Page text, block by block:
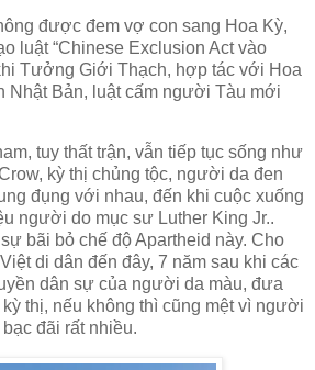
được đem vợ con sang Hoa Kỳ,
luật “Chinese Exclusion Act vào
Tưởng Giới Thạch, hợp tác với Hoa
Nhật Bản, luật cấm người Tàu mới
tuy thất trận, vẫn tiếp tục sống như
kỳ thị chủng tộc, người da đen
đụng với nhau, đến khi cuộc xuống
người do mục sư Luther King Jr..
bãi bỏ chế độ Apartheid này. Cho
di dân đến đây, 7 năm sau khi các
dân sự của người da màu, đưa
thị, nếu không thì cũng mệt vì người
đãi rất nhiều.